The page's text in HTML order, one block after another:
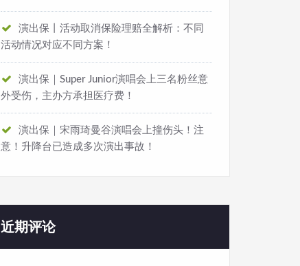
人员迅速托住其小腿，才避免了一场可能的坠落事
演出保丨活动取消保险理赔全解析：不同
活动情况对应不同方案！
演出保｜Super Junior演唱会上三名粉丝意
外受伤，主办方承担医疗费！
演出保｜宋雨琦曼谷演唱会上撞伤头！注
意！升降台已造成多次演出事故！
近期评论